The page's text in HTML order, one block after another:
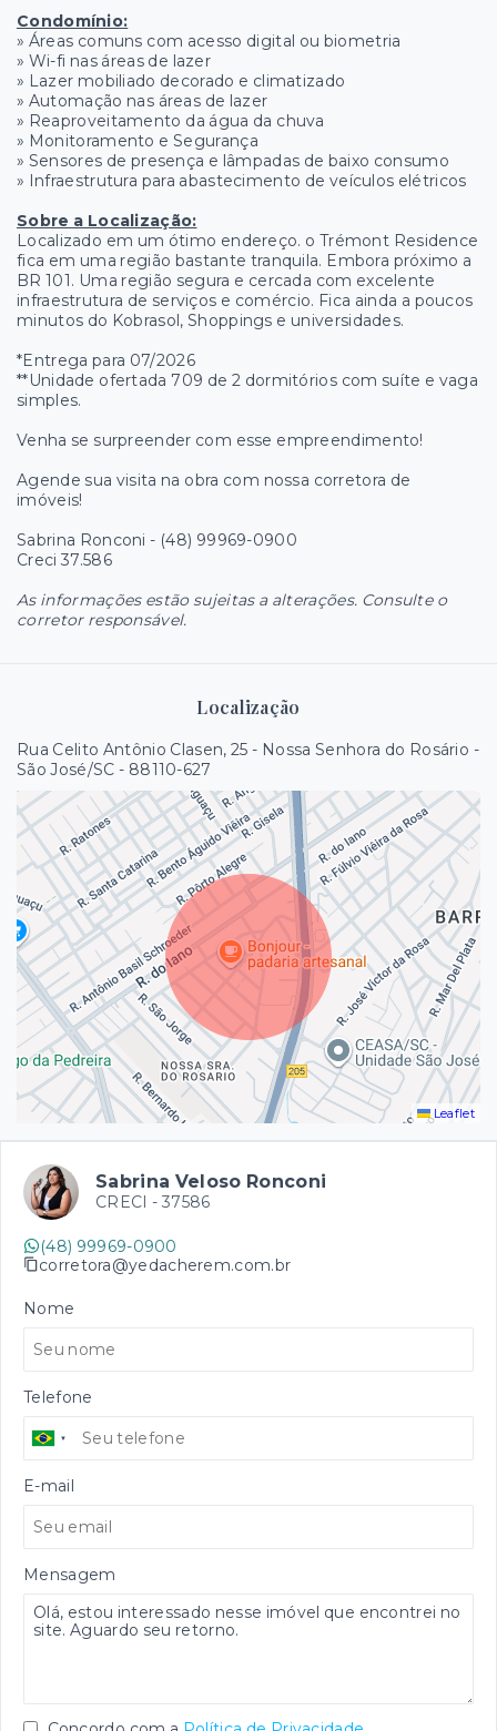
Condomínio:
» Áreas comuns com acesso digital ou biometria
» Wi-fi nas áreas de lazer
» Lazer mobiliado decorado e climatizado
» Automação nas áreas de lazer
» Reaproveitamento da água da chuva
» Monitoramento e Segurança
» Sensores de presença e lâmpadas de baixo consumo
» Infraestrutura para abastecimento de veículos elétricos
Sobre a Localização:
Localizado em um ótimo endereço. o Trémont Residence
fica em uma região bastante tranquila. Embora próximo a
BR 101. Uma região segura e cercada com excelente
infraestrutura de serviços e comércio. Fica ainda a poucos
minutos do Kobrasol, Shoppings e universidades.
*Entrega para 07/2026
**Unidade ofertada 709 de 2 dormitórios com suíte e vaga
simples.
Venha se surpreender com esse empreendimento!
Agende sua visita na obra com nossa corretora de
imóveis!
Sabrina Ronconi - (48) 99969-0900
Creci 37.586
As informações estão sujeitas a alterações. Consulte o
corretor responsável.
Localização
Rua Celito Antônio Clasen, 25 - Nossa Senhora do Rosário -
São José/SC - 88110-627
Leaflet
Sabrina Veloso Ronconi
CRECI - 37586
(48) 99969-0900
corretora@yedacherem.com.br
Nome
Telefone
E-mail
Mensagem